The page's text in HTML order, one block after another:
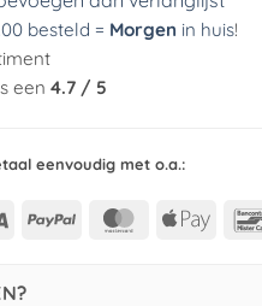
besteld = Morgen in huis!
een 4.7 / 5
eenvoudig met o.a.:
Visa PayPal MasterCard
Apple